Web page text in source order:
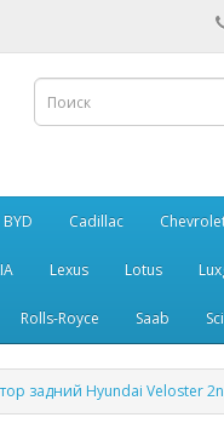
BYD Cadillac
Lexus Lotus
Rolls-Royce Saab
задний Hyundai Veloster